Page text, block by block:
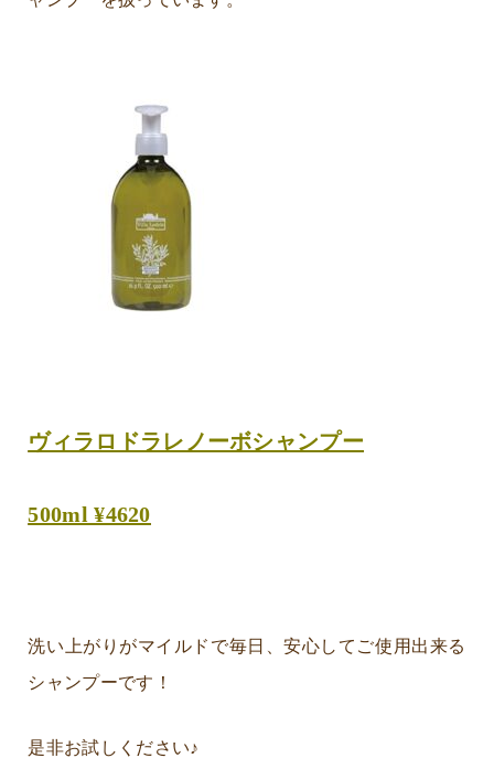
ヴィラロドラレノーボシャンプー
500ml ¥4620
洗い上がりがマイルドで毎日、安心してご使用出来る
シャンプーです！
是非お試しください♪